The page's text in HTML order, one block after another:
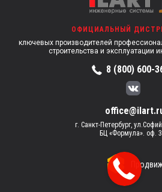
ОФИЦИАЛЬНЫЙ
ключевых производителей
строительства и эксплуатации
8 (800) 600-
г. Санкт-Петербург,
БЦ «Формула». оф.